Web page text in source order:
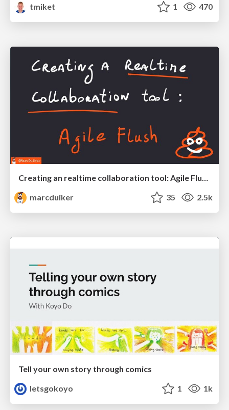
tmiket 1 470
Creating an realtime collaboration tool: Agile Flush - .NET Oxford
marcduiker
35 2.5k
Tell your own story through comics
letsgokoyo
1 1k